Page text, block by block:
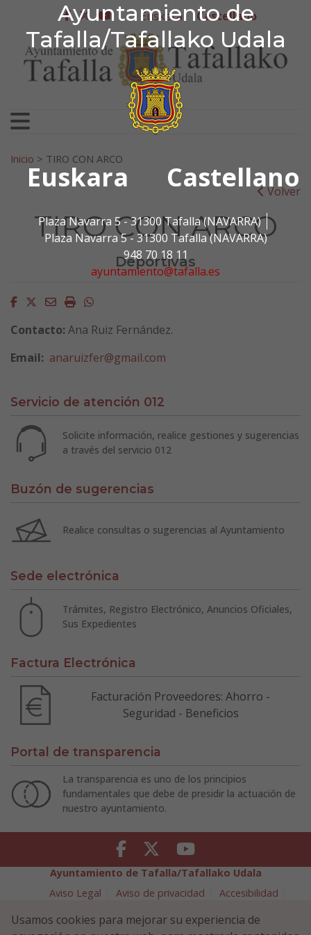
Ayuntamiento de
Tafalla/Tafallako Udala
Euskara Castellano
Plaza Navarra 5 - 31300 Tafalla (NAVARRA)
Plaza Navarra 5 - 31300 Tafalla (NAVARRA)
948 70 18 11
ayuntamiento@tafalla.es
Ir al contenido
Ayuntamiento de
facebook
twitter
youtube
Euskera Castellano
Search for:
Inicio > TIRO CON ARCO
Volver
TIRO CON ARCO
Deportivas
Facebook
Twitter
EmailImprimirWhatsapp
Contacto: Ana Ruiz Fernández.
Email: anaruizfer@gmail.com
Servicio de atención 012
Solicite información, realice gestiones y sugerencias
a través del servicio 012
Buzón de sugerencias
Realice consultas o sugerencias al Ayuntamiento
Sede electrónica
Trámites, Registro Electrónico, Anuncios Oficiales,
Sus Expedientes
Factura Electrónica
Facturación Proveedores: Ahorro -
Seguridad - Beneficios
Portal de transparencia
La transparencia es uno de los principios
fundamentales que debe de presidir la actuación de
nuestro ayuntamiento.
Facebook Twitter Youtube
Ayuntamiento de Tafalla/Tafallako Udala
Aviso Legal
Aviso de privacidad
Accesibilidad
Política de Seguridad de la Información
Usamos cookies para mejorar su experiencia de